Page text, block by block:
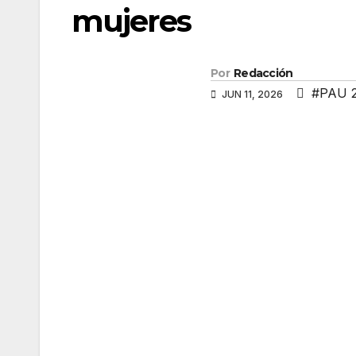
mujeres
Por Redacción
JUN 11, 2026 #PAU